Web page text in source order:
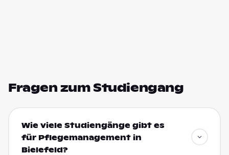
Fragen zum Studiengang
Wie viele Studiengänge gibt es
für Pflegemanagement in
Bielefeld?